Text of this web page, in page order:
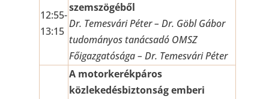
12:55-
13:15
szemszögéből
Dr. Temesvári Péter – Dr. Göbl Gábor
tudományos tanácsadó OMSZ
Főigazgatósága – Dr. Temesvári Péter
A motorkerékpáros
közlekedésbiztonság emberi